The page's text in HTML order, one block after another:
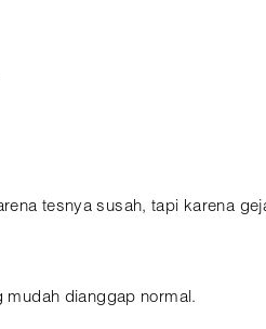
tesnya susah, tapi karena
mudah dianggap normal.